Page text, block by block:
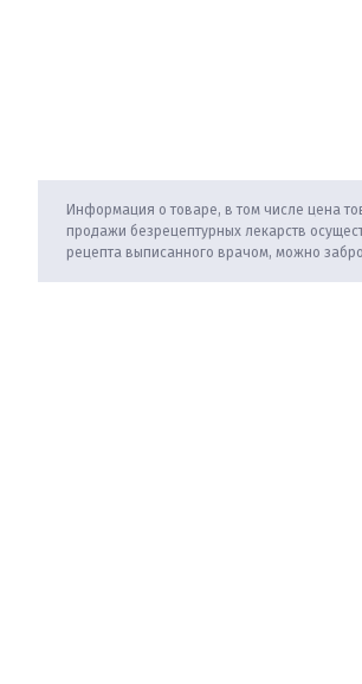
Информация о товаре, в том числе цена
продажи безрецептурных лекарств
рецепта выписанного врачом, можно